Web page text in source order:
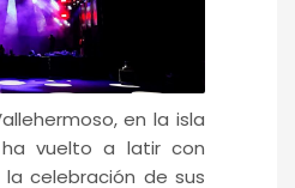
en la isla
vuelto a latir con
celebración de sus